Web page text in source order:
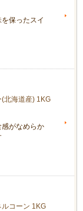
保ったスイ
北海道産) 1KG
がなめらか
コーン 1KG